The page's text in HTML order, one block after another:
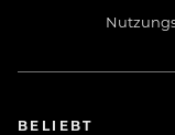
BELIEBT